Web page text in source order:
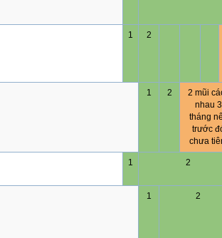
1 2
1 2
2 mũi
nhau 3
tháng
trước
chưa
1 2
1 2